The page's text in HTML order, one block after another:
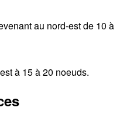
au nord-est de 10 à
à 15 à 20 noeuds.